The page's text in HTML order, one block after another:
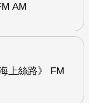
AM
上絲路》 FM